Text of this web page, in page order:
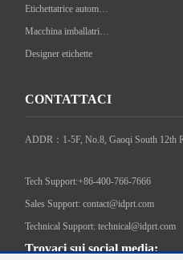
Etichettatrice automatica
Macchina imballatrice intelligente
Designer etichette
CONTATTACI
ADDR：1-5F, No.8, Gaoqi South 12th
Tech Support:+86-400-766-7666
Sales Support: contact@idprt.com
Technical Support: technical@idprt.com
Trovaci sui social media: